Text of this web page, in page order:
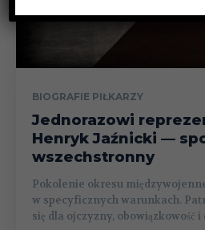
BIOGRAFIE PIŁKARZY
Jednorazowi
Henryk Jaźnicki —
wszechstronny
Pokolenie okresu
w specyficznych warunkach.
się dla ojczyzny, obowiązkowość